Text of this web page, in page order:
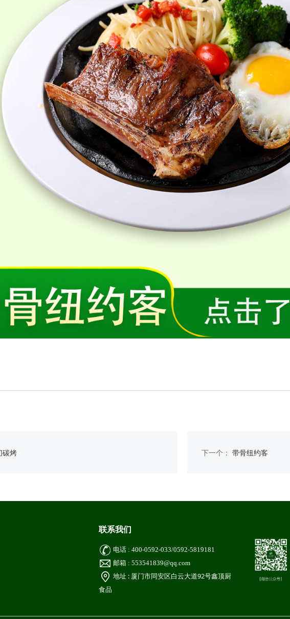
碳烤 下一个： 带骨纽约客
联系我们
电话 : 400-0592-033/0592-5819181
邮箱 : 553541839@qq.com
地址 : 厦门市同安区白云大道92号鑫顶厨
食品